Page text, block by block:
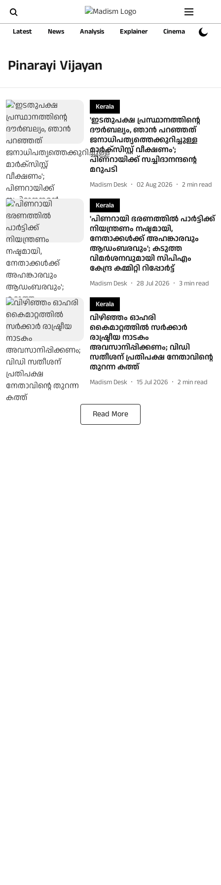
Latest News Analysis Explainer Cinema Sports
Pinarayi Vijayan
Kerala
'ഇടതുപക്ഷ പ്രസ്ഥാനത്തിന്റെ
ദൗര്‍ബല്യം, ഞാന്‍ പറഞ്ഞത്
ജനാധിപത്യത്തെക്കുറിച്ചുള്ള
മാര്‍ക്‌സിസ്റ്റ് വീക്ഷണം';
പിണറായിക്ക് സച്ചിദാനന്ദന്റെ
മറുപടി
Madism Desk 02 Aug 2026 2 min read
Kerala
'പിണറായി ഭരണത്തിൽ പാർട്ടിക്ക്
നിയന്ത്രണം നഷ്ടമായി,
നേതാക്കൾക്ക് അഹങ്കാരവും
ആഡംബരവും'; കടുത്ത
വിമർശനവുമായി സിപിഎം
കേന്ദ്ര കമ്മിറ്റി റിപ്പോർട്ട്
Madism Desk 28 Jul 2026 3 min read
Kerala
വിഴിഞ്ഞം ഓഹരി
കൈമാറ്റത്തിൽ സർക്കാർ
രാഷ്ട്രീയ നാടകം
അവസാനിപ്പിക്കണം; വിഡി
സതീശന് പ്രതിപക്ഷ നേതാവിന്റെ
തുറന്ന കത്ത്
Madism Desk 15 Jul 2026 2 min read
Read More